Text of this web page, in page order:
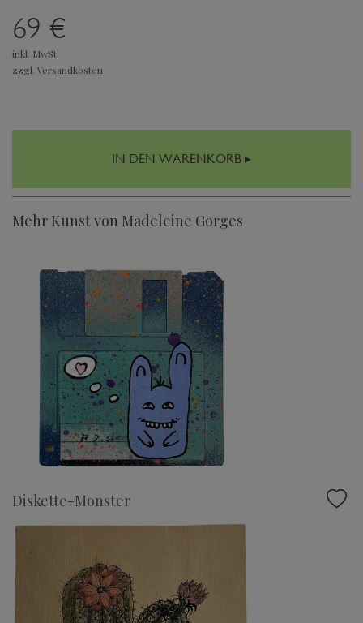
69 €
inkl. MwSt.
zzgl. Versandkosten
IN DEN WARENKORB ▸
Mehr Kunst von Madeleine Gorges
Diskette-Monster